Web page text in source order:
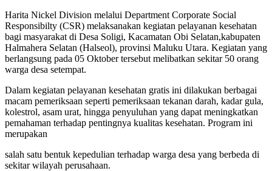
Harita Nickel Division melalui Department Corporate Social
Responsibilty (CSR) melaksanakan kegiatan pelayanan kesehatan
bagi masyarakat di Desa Soligi, Kacamatan Obi Selatan,kabupaten
Halmahera Selatan (Halseol), provinsi Maluku Utara. Kegiatan yang
berlangsung pada 05 Oktober tersebut melibatkan sekitar 50 orang
warga desa setempat.
Dalam kegiatan pelayanan kesehatan gratis ini dilakukan berbagai
macam pemeriksaan seperti pemeriksaan tekanan darah, kadar gula,
kolestrol, asam urat, hingga penyuluhan yang dapat meningkatkan
pemahaman terhadap pentingnya kualitas kesehatan. Program ini
merupakan
salah satu bentuk kepedulian terhadap warga desa yang berbeda di
sekitar wilayah perusahaan.